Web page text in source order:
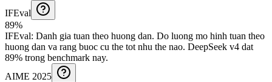
IFEval
89%
IFEval: Danh gia tuan theo huong dan. Do luong mo hinh tuan theo
huong dan va rang buoc cu the tot nhu the nao. DeepSeek v4 dat
89% trong benchmark nay.
AIME 2025